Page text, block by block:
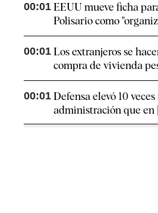
00:01 EEUU mueve ficha
Polisario como
00:01 Los extranjeros se
compra de vivienda
00:01 Defensa elevó 10
administración que en